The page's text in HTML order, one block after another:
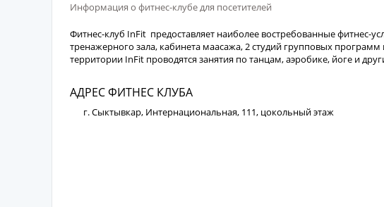
Информация о фитнес-клубе для посетителей
Фитнес-клуб InFit предоставляет наиболее востребованные фитнес-
тренажерного зала, кабинета маасажа, 2 студий групповых
территории InFit проводятся занятия по танцам, аэробике, йоге и
АДРЕС ФИТНЕС КЛУБА
г. Сыктывкар, Интернациональная, 111, цокольный этаж